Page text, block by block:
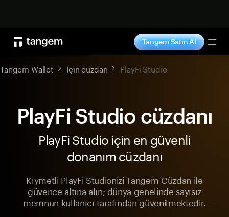
Tangem Satın Al
Tangem Wallet İçin cüzdan PlayFi Studio
PlayFi Studio cüzdanı
PlayFi Studio için en güvenli
donanım cüzdanı
Kıymetli PlayFi Studionizi Tangem Cüzdan ile
güvence altına alın; dünya genelinde sayısız
memnun kullanıcı tarafından güvenilmektedir.